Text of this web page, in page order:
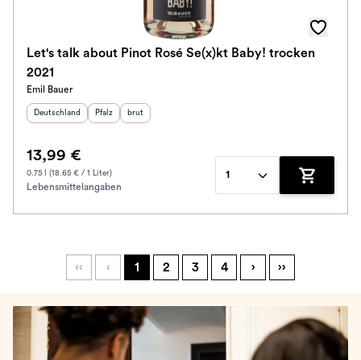
Let's talk about Pinot Rosé Se(x)kt Baby! trocken
2021
Emil Bauer
Herkunftsland
Deutschland Herkunftsregion
Pfalz Geschmack
brut
13,99 €
0.75 l (18.65 € / 1 Liter)
Lebensmittelangaben
1
Zum
‹‹ ‹ 1 2 3 4 › ››